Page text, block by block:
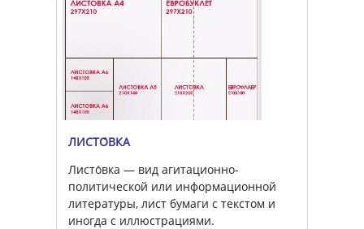
ЛИСТО́ВКА
Листо́вка — вид агитационно-
политической или информационной
литературы, лист бумаги с текстом и
иногда с иллюстрациями.